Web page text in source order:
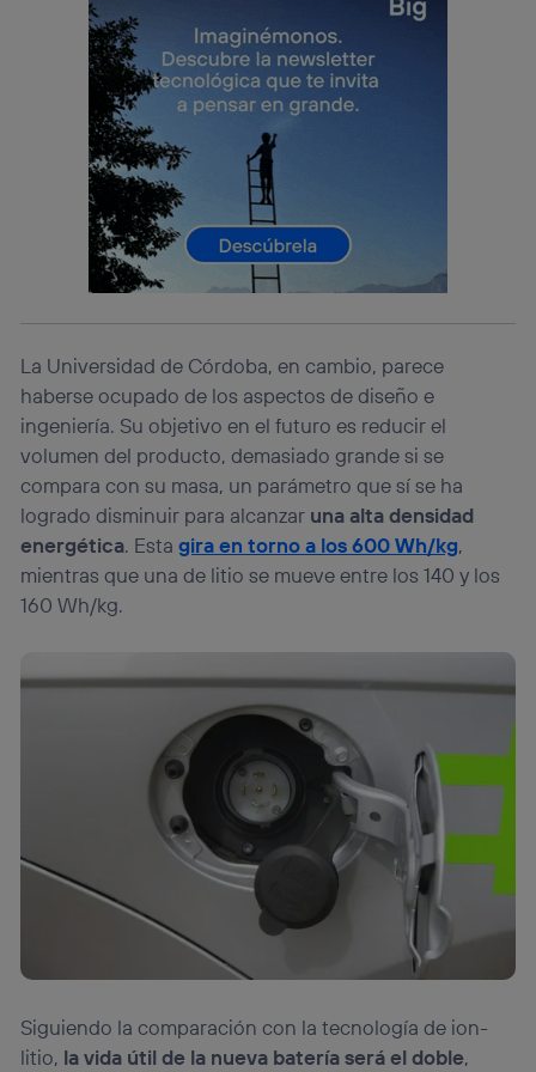
La Universidad de Córdoba, en cambio, parece
haberse ocupado de los aspectos de diseño e
ingeniería. Su objetivo en el futuro es reducir el
volumen del producto, demasiado grande si se
compara con su masa, un parámetro que sí se ha
logrado disminuir para alcanzar una alta densidad
energética. Estagira en torno a los 600 Wh/kg,
mientras que una de litio se mueve entre los 140 y los
160 Wh/kg.
Siguiendo la comparación con la tecnología de ion-
litio, la vida útil de la nueva batería será el doble,
consienta el uso de la tecnología recibirá el mismo
identificador. Típicamente:
Si utilizas unaconexión de banda ancha
el marketing o análisis se realizará en función de las
actividades de navegación de los miembros del hogar
que hayan dado su consentimiento.
Si utilizasdatos móviles, el marketing será más
personalizado, ya que se basará únicamente en la
navegación del usuario del móvil.
Puedes gestionar los consentimientos Utiq seleccionando
“Administrar Utiq” en la parte inferior de esta página web o
visitando el portal de privacidad de Utiq
(“consenthub”). Para más información, consulta